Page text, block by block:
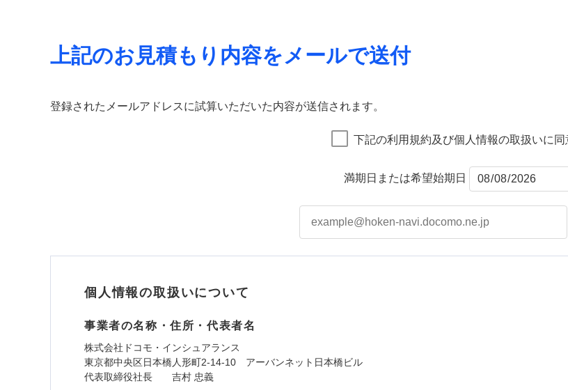
上記のお見積もり内容をメールで送付
登録されたメールアドレスに試算いただいた内容が送信されます。
下記の利用規約及び個人情報の取扱いに同
満期日または希望始期日
個人情報の取扱いについて
事業者の名称・住所・代表者名
株式会社ドコモ・インシュアランス
東京都中央区日本橋人形町2-14-10 アーバンネット日本橋ビル
代表取締役社長 吉村 忠義